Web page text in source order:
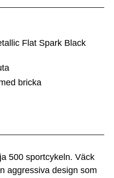
500 sportcykeln. Väck
aggressiva design som
Flat Spark Black
bricka